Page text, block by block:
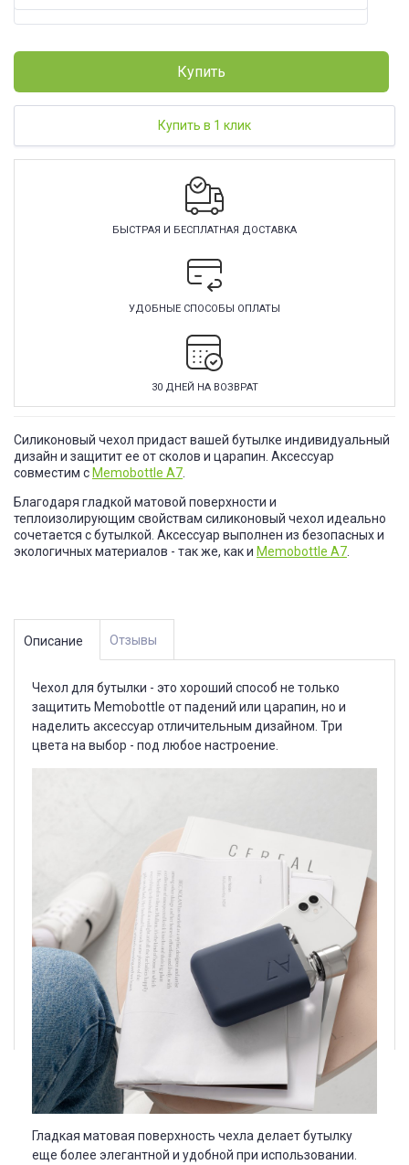
Купить
Купить в 1 клик
БЫСТРАЯ И БЕСПЛАТНАЯ ДОСТАВКА
УДОБНЫЕ СПОСОБЫ ОПЛАТЫ
30 ДНЕЙ НА ВОЗВРАТ
Силиконовый чехол придаст вашей бутылке индивидуальный
дизайн и защитит ее от сколов и царапин. Аксессуар
совместим с Memobottle A7.
Благодаря гладкой матовой поверхности и
теплоизолирующим свойствам силиконовый чехол идеально
сочетается с бутылкой. Аксессуар выполнен из безопасных и
экологичных материалов - так же, как и Memobottle A7.
Описание Отзывы
Чехол для бутылки - это хороший способ не только
защитить Memobottle от падений или царапин, но и
наделить аксессуар отличительным дизайном. Три
цвета на выбор - под любое настроение.
Гладкая матовая поверхность чехла делает бутылку
еще более элегантной и удобной при использовании.